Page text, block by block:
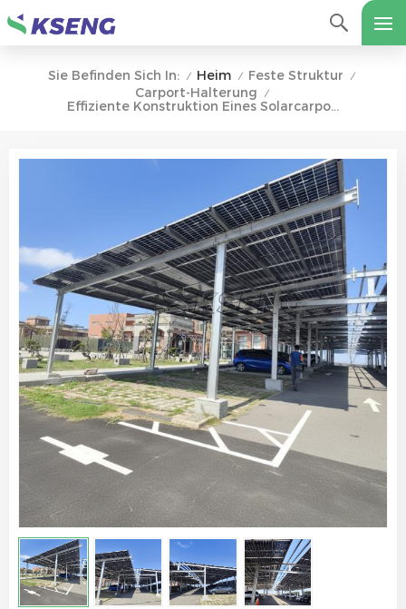
Sie Befinden Sich In: / Heim / Feste Struktur /
Carport-Halterung /
Effiziente Konstruktion Eines Solarcarports Aus Kohlenstoffstahl Für Verbesserte Solareffizienz